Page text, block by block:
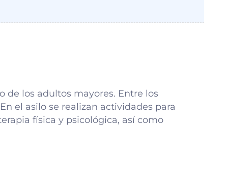
de los adultos mayores. Entre los
el asilo se realizan actividades para
física y psicológica, así como